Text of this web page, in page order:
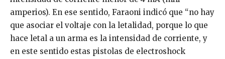
amperios). En ese sentido, Faraoni indicó que “no hay
que asociar el voltaje con la letalidad, porque lo que
hace letal a un arma es la intensidad de corriente, y
en este sentido estas pistolas de electroshock